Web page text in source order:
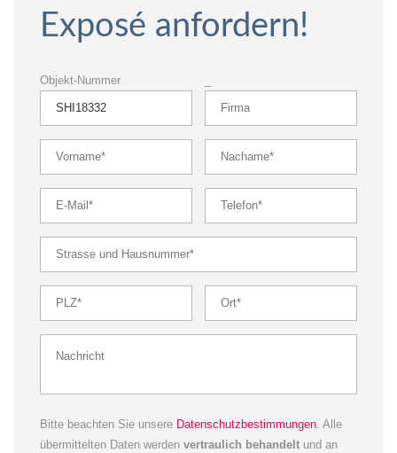
Exposé anfordern!
Objekt-Nummer
Bitte beachten Sie unsere Datenschutzbestimmungen. Alle
übermittelten Daten werden vertraulich behandelt und an